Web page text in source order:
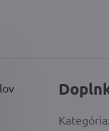
Kategória: